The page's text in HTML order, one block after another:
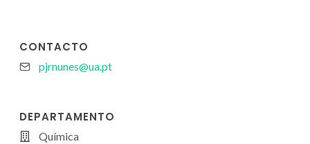
CONTACTO
pjrnunes@ua.pt
DEPARTAMENTO
Química